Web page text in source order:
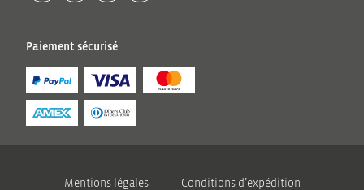
Paiement sécurisé
Mentions légales Conditions d’expédition